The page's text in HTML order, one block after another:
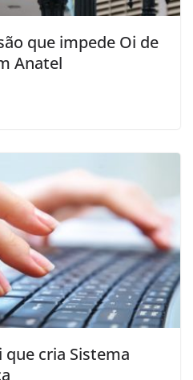
que impede Oi de
Anatel
cria Sistema